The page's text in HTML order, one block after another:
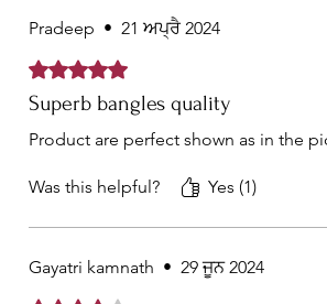
Pradeep • 21 ਅਪ੍ਰੈ 2024
Rated 5 out of 5 stars.
Superb bangles quality
Product are perfect shown as in the
Was this helpful? Yes (1)
Gayatri kamnath • 29 ਜੂਨ 2024